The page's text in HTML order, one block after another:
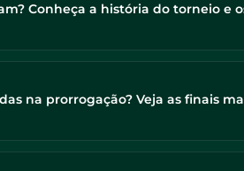
Conheça a história do torneio e
na prorrogação? Veja as finais